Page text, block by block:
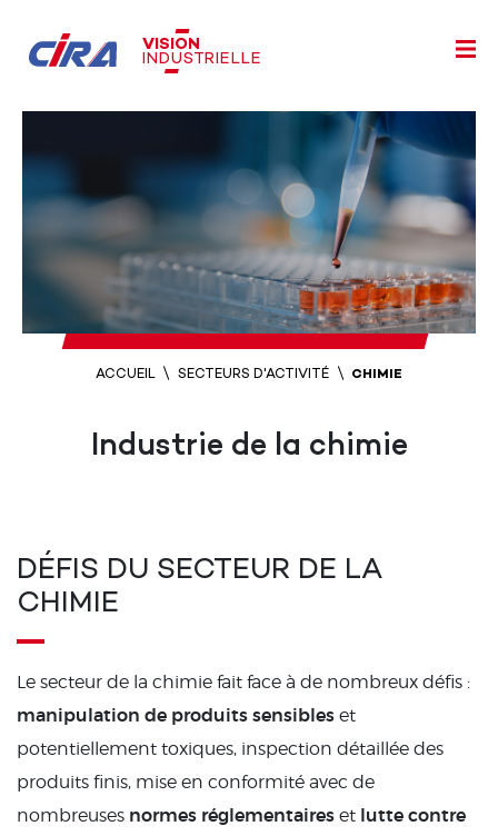
VISION
INDUSTRIELLE
ACCUEIL SECTEURS D'ACTIVITÉ CHIMIE
Industrie de la chimie
DÉFIS DU SECTEUR DE LA
CHIMIE
Le secteur de la chimie fait face à de nombreux défis :
manipulation de produits sensibles et
potentiellement toxiques, inspection détaillée des
produits finis, mise en conformité avec de
nombreuses normes réglementaires et lutte contre